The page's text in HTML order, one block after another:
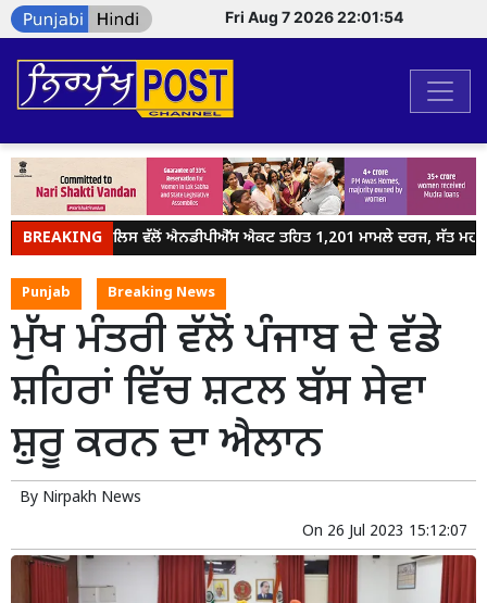
Fri Aug 7 2026 22:01:54
BREAKING
ਜਲੰਧਰ ਪੁਲਿਸ ਵੱਲੋਂ ਐਨਡੀਪੀਐੱਸ ਐਕਟ ਤਹਿਤ 1,201 ਮਾਮਲੇ ਦਰਜ, ਸੱਤ
Punjab Breaking News
ਮੁੱਖ ਮੰਤਰੀ ਵੱਲੋਂ ਪੰਜਾਬ ਦੇ ਵੱਡੇ
ਸ਼ਹਿਰਾਂ ਵਿੱਚ ਸ਼ਟਲ ਬੱਸ ਸੇਵਾ
ਸ਼ੁਰੂ ਕਰਨ ਦਾ ਐਲਾਨ
By Nirpakh News
On 26 Jul 2023 15:12:07